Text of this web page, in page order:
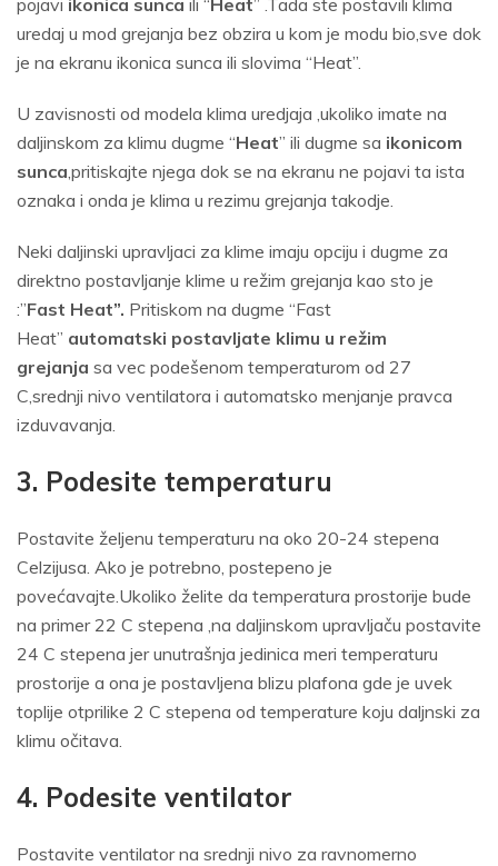
uredaj u mod grejanja bez obzira u kom je modu bio,sve dok
je na ekranu ikonica sunca ili slovima “Heat”.
U zavisnosti od modela klima uredjaja ,ukoliko imate na
daljinskom za klimu dugme “Heat” ili dugme sa ikonicom
sunca ,pritiskajte njega dok se na ekranu ne pojavi ta ista
oznaka i onda je klima u rezimu grejanja takodje.
Neki daljinski upravljaci za klime imaju opciju i dugme za
direktno postavljanje klime u režim grejanja kao sto je
:”Fast Heat”. Pritiskom na dugme “Fast
Heat” automatski postavljate klimu u režim
grejanja sa vec podešenom temperaturom od 27
C,srednji nivo ventilatora i automatsko menjanje pravca
izduvavanja.
3. Podesite temperaturu
Postavite željenu temperaturu na oko 20-24 stepena
Celzijusa. Ako je potrebno, postepeno je
povećavajte.Ukoliko želite da temperatura prostorije bude
na primer 22 C stepena ,na daljinskom upravljaču postavite
24 C stepena jer unutrašnja jedinica meri temperaturu
prostorije a ona je postavljena blizu plafona gde je uvek
toplije otprilike 2 C stepena od temperature koju daljnski za
klimu očitava.
4. Podesite ventilator
Postavite ventilator na srednji nivo za ravnomerno